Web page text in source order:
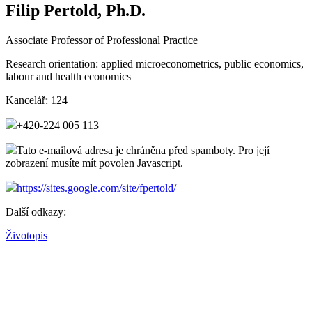
Filip Pertold, Ph.D.
Associate Professor of Professional Practice
Research orientation: applied microeconometrics, public economics,
labour and health economics
Kancelář: 124
+420-224 005 113
Tato e-mailová adresa je chráněna před spamboty. Pro její
zobrazení musíte mít povolen Javascript.
https://sites.google.com/site/fpertold/
Další odkazy:
Životopis